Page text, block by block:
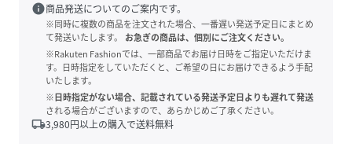
info商品発送についてのご案内です。
※同時に複数の商品を注文された場合、一番遅い発送予定日にまとめ
て発送いたします。
お急ぎの商品は、個別にご注文ください。
※Rakuten Fashionでは、一部商品でお届け日時をご指定いただけま
す。日時指定をしていただくと、ご希望の日にお届けできるよう手配
いたします。
※日時指定がない場合、記載されている発送予定日よりも遅れて発送
される場合がございますので、あらかじめご了承ください。
local_shipping3,980円以上の購入で送料無料